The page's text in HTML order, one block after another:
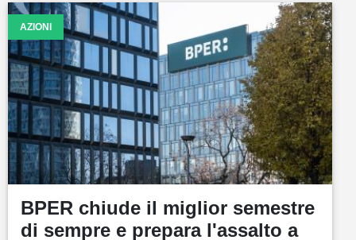
AZIONI
BPER chiude il miglior semestre
di sempre e prepara l'assalto a